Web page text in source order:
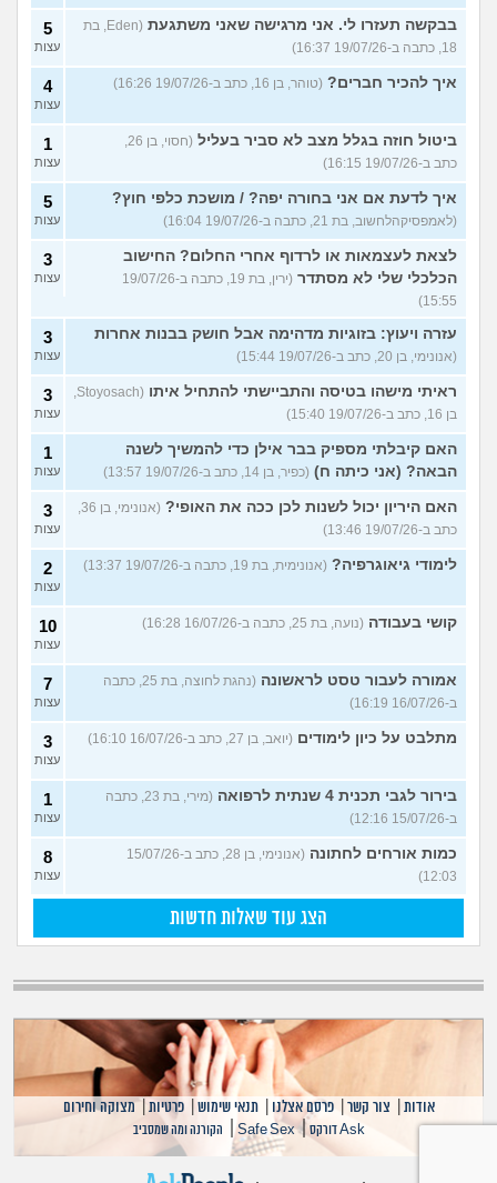
בבקשה תעזרו לי. אני מרגישה שאני משתגעת
(Eden, בת
18, כתבה ב-19/07/26 16:37)
5
עצות
איך להכיר חברים? (טוהר, בן 16, כתב ב-19/07/26 16:26) 4
עצות
ביטול חוזה בגלל מצב לא סביר בעליל
(חסוי, בן 26,
כתב ב-19/07/26 16:15)
1
עצות
איך לדעת אם אני בחורה יפה? / מושכת כלפי חוץ?
(לאמפסיקהלחשוב, בת 21, כתבה ב-19/07/26 16:04)
5
עצות
לצאת לעצמאות או לרדוף אחרי החלום? החישוב
הכלכלי שלי לא מסתדר
(ירין, בת 19, כתבה ב-19/07/26
15:55)
3
עצות
עזרה ויעוץ: בזוגיות מדהימה אבל חושק בבנות אחרות
(אנונימי, בן 20, כתב ב-19/07/26 15:44)
3
עצות
ראיתי מישהו בטיסה והתביישתי להתחיל איתו
(Stoyosach,
בן 16, כתב ב-19/07/26 15:40)
3
עצות
האם קיבלתי מספיק בבר אילן כדי להמשיך לשנה
הבאה? (אני כיתה ח) (כפיר, בן 14, כתב ב-19/07/26 13:57)
1
עצות
האם היריון יכול לשנות לכן ככה את האופי?
(אנונימי, בן 36,
כתב ב-19/07/26 13:46)
3
עצות
לימודי גיאוגרפיה? (אנונימית, בת 19, כתבה ב-19/07/26 13:37) 2
עצות
קושי בעבודה (נועה, בת 25, כתבה ב-16/07/26 16:28) 10
עצות
אמורה לעבור טסט לראשונה
(נהגת לחוצה, בת 25, כתבה
ב-16/07/26 16:19)
7
עצות
מתלבט על כיון לימודים (יואב, בן 27, כתב ב-16/07/26 16:10) 3
עצות
בירור לגבי תכנית 4 שנתית לרפואה
(מירי, בת 23, כתבה
ב-15/07/26 12:16)
1
עצות
כמות אורחים לחתונה
(אנונימי, בן 28, כתב ב-15/07/26
12:03)
8
עצות
הצג עוד שאלות חדשות
אודות צור קשר |פרסם אצלנו |תנאי שימוש |פרטיות |מצוקה וחירום
Ask דורקס |
Safe Sex
| הקורנה ומה שמסביב